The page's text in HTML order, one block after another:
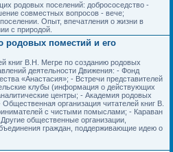
родовых поселений: добрососедство -
совместных вопросов - вече;
Опыт, впечатления о жизни в
с природой.
родовых поместий и его
книг В.Н. Мегре по созданию родовых
деятельности Движения: - Фонд
«Анастасия»; - Встречи представителей
клубы (информация о действующих
центры; - Академия родовых
организация читателей книг В.
с чистыми помыслами; - Караван
общественные организации,
граждан, поддерживающие идею о